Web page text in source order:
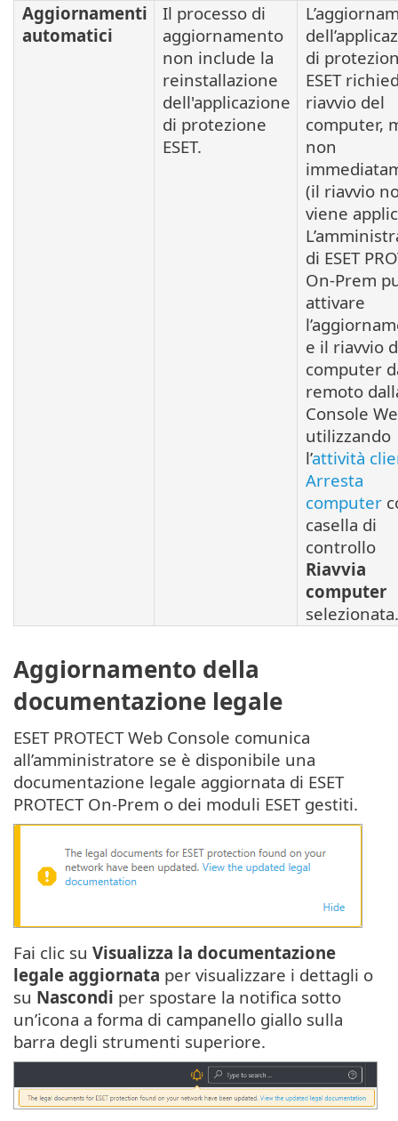
Aggiornamenti
automatici
Il processo di
aggiornamento
non include la
reinstallazione
dell'applicazione
di protezione
ESET.
di
ESET
riavvio del
computer,
non
(il riavvio
viene
di ESET
On-Prem
attivare
e il riavvio
computer
remoto
Console
utilizzando
l’attività
Arresta
computer
casella di
controllo
Riavvia
computer
selezionata.
Aggiornamento della
documentazione legale
ESET PROTECT Web Console comunica
all’amministratore se è disponibile una
documentazione legale aggiornata di ESET
PROTECT On-Prem o dei moduli ESET gestiti.
Fai clic su Visualizza la documentazione
legale aggiornata per visualizzare i dettagli o
su Nascondi per spostare la notifica sotto
un’icona a forma di campanello giallo sulla
barra degli strumenti superiore.